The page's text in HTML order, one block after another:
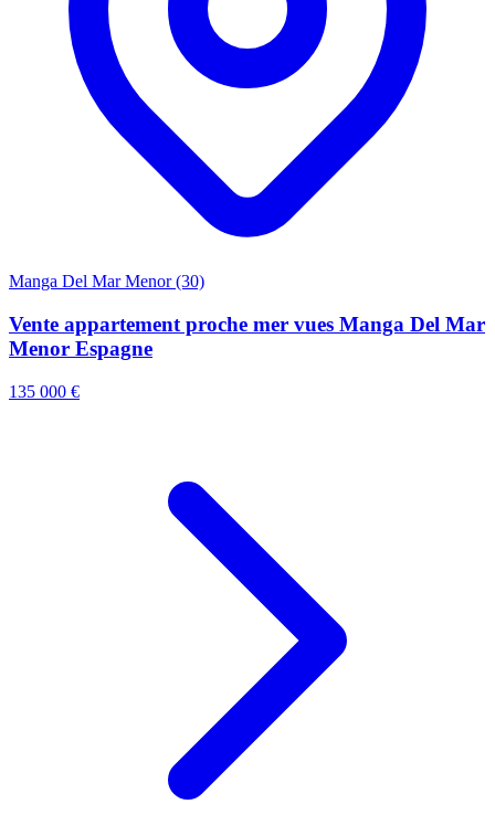
Manga Del Mar Menor (30)
Vente appartement proche mer vues Manga Del Mar
Menor Espagne
135 000 €